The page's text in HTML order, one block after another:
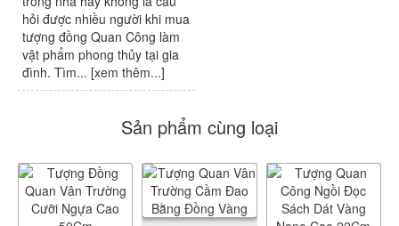
hỏi được nhiều người khi mua
tượng đồng Quan Công làm
vật phẩm phong thủy tại gia
đình. Tìm... [xem thêm...]
Sản phẩm cùng loại